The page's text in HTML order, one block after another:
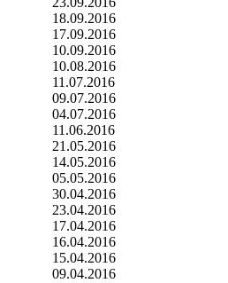
18.09.2016
17.09.2016
10.09.2016
10.08.2016
11.07.2016
09.07.2016
04.07.2016
11.06.2016
21.05.2016
14.05.2016
05.05.2016
30.04.2016
23.04.2016
17.04.2016
16.04.2016
15.04.2016
09.04.2016